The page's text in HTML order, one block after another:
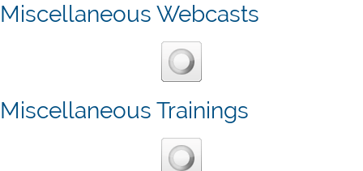
Miscellaneous Webcasts
Miscellaneous Trainings